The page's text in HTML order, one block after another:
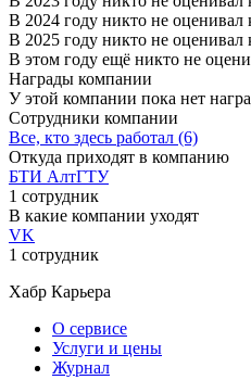
В 2024 году никто не
В 2025 году никто не
В этом году ещё никто не
Награды компании
У этой компании пока нет
Сотрудники компании
Все, кто здесь работал (6)
Откуда приходят в компанию
БТИ АлтГТУ
1 сотрудник
В какие компании уходят
VK
1 сотрудник
Хабр Карьера
О сервисе
Услуги и цены
Журнал